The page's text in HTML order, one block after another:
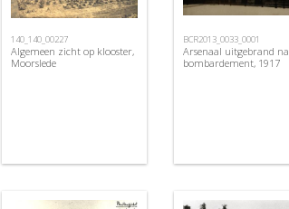
140_140_00227
Algemeen zicht op klooster,
Moorslede
BCR2013_0033_0001
Arsenaal uitgebrand na
bombardement, 1917